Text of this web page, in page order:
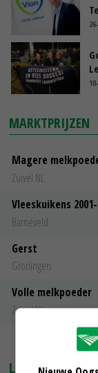
MARKTPRIJZEN
Magere
Zuivel NL
Vleeskuikens
Barneveld
Gerst
Groningen
Volle melkpoeder
Zuivel NL
LAATSTE